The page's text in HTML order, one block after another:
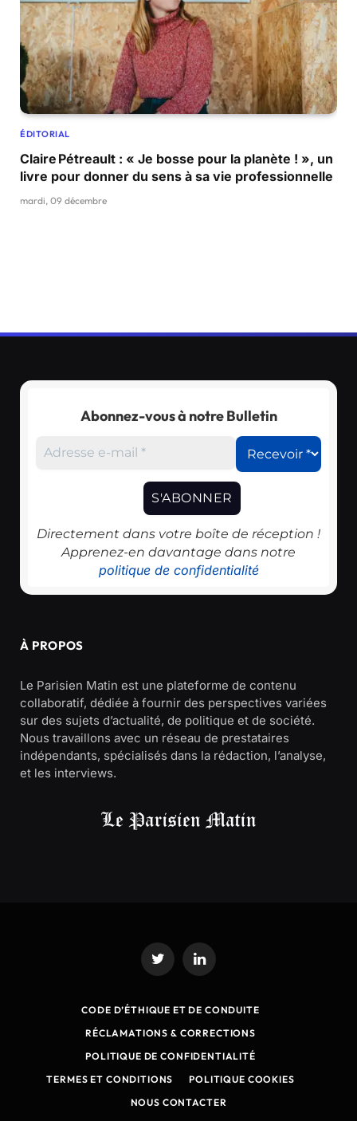
ÉDITORIAL
Claire Pétreault : « Je bosse pour la planète ! », un
livre pour donner du sens à sa vie professionnelle
mardi, 09 décembre
Abonnez-vous à notre Bulletin
Directement dans votre boîte de réception !
Apprenez-en davantage dans notre
politique de confidentialité
À PROPOS
Le Parisien Matin est une plateforme de contenu
collaboratif, dédiée à fournir des perspectives variées
sur des sujets d’actualité, de politique et de société.
Nous travaillons avec un réseau de prestataires
indépendants, spécialisés dans la rédaction, l’analyse,
et les interviews.
Twitter LinkedIn
CODE D’ÉTHIQUE ET DE CONDUITE
RÉCLAMATIONS & CORRECTIONS
POLITIQUE DE CONFIDENTIALITÉ
TERMES ET CONDITIONS
POLITIQUE COOKIES
NOUS CONTACTER